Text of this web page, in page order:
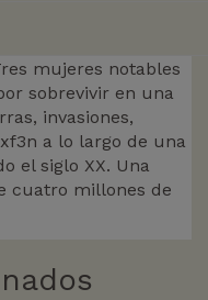
mujeres notables
sobrevivir en una
invasiones,
a lo largo de una
el siglo XX. Una
cuatro millones de